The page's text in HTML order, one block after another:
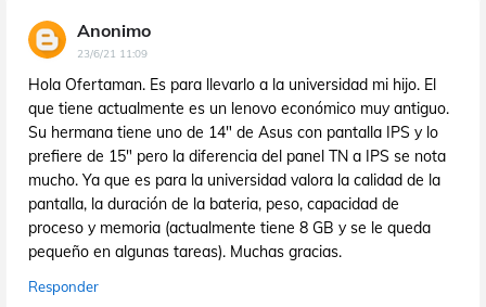
Anonimo
23/6/21 11:09
Hola Ofertaman. Es para llevarlo a la universidad mi hijo. El
que tiene actualmente es un lenovo económico muy antiguo.
Su hermana tiene uno de 14" de Asus con pantalla IPS y lo
prefiere de 15" pero la diferencia del panel TN a IPS se nota
mucho. Ya que es para la universidad valora la calidad de la
pantalla, la duración de la bateria, peso, capacidad de
proceso y memoria (actualmente tiene 8 GB y se le queda
pequeño en algunas tareas). Muchas gracias.
Responder